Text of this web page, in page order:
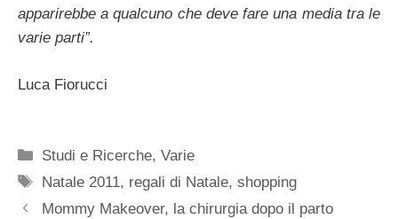
apparirebbe a qualcuno che deve fare una media tra le
varie parti”.
Luca Fiorucci
Categorie
Studi e Ricerche,Varie
Tag
Natale 2011, regali di Natale,shopping
Mommy Makeover, la chirurgia dopo il parto